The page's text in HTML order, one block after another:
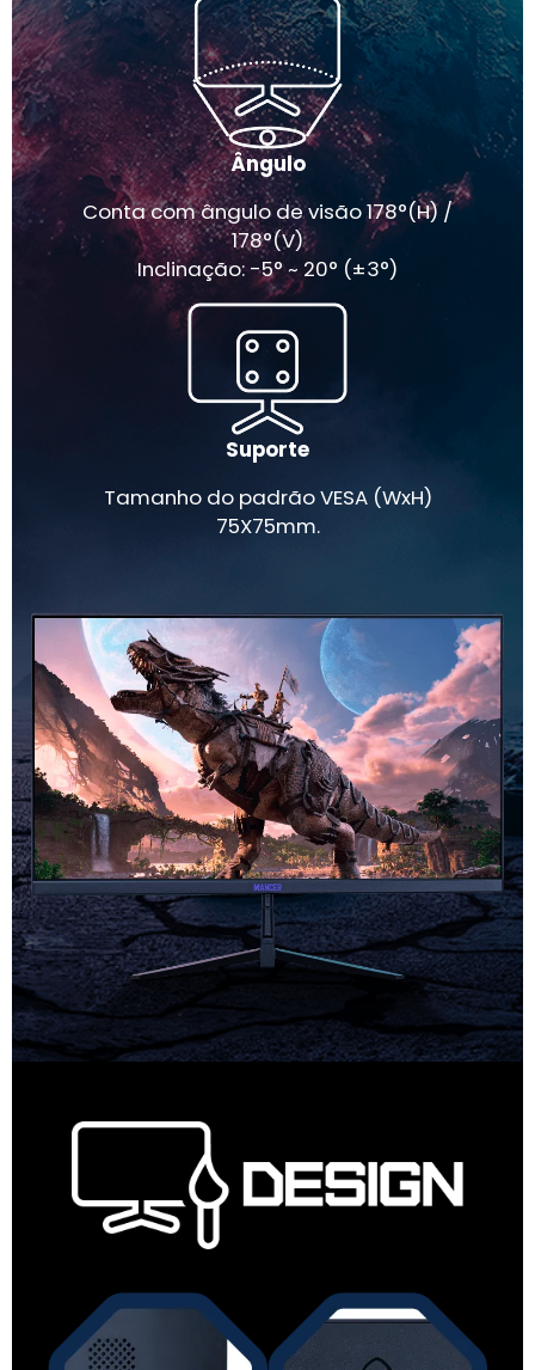
Ângulo
Conta com ângulo de visão 178°(H) /
178°(V)
Inclinação: -5° ~ 20° (±3°)
Suporte
Tamanho do padrão VESA (WxH)
75X75mm.